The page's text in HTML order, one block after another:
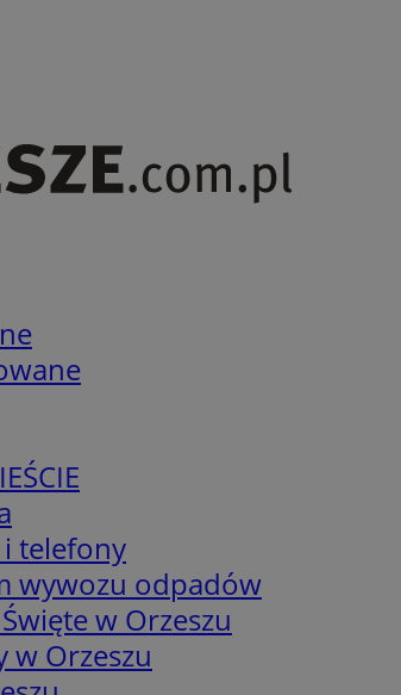
telefony
wywozu odpadów
w Orzeszu
w Orzeszu